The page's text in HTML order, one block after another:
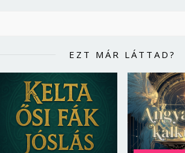
EZT MÁR LÁTTAD?